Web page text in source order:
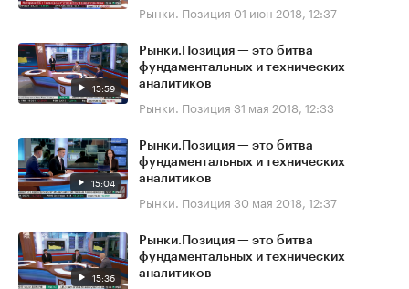
Рынки. Позиция 01 июн 2018, 12:37
15:59
Рынки.Позиция — это битва
фундаментальных и технических
аналитиков
Рынки. Позиция 31 мая 2018, 12:33
15:04
Рынки.Позиция — это битва
фундаментальных и технических
аналитиков
Рынки. Позиция 30 мая 2018, 12:37
15:36
Рынки.Позиция — это битва
фундаментальных и технических
аналитиков